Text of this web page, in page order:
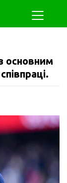
основним